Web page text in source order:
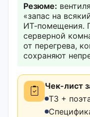
Резюме:
«запас на
ИТ‑помещения.
серверной
от перегрева,
сохраняют
Чек-лист
ТЗ +